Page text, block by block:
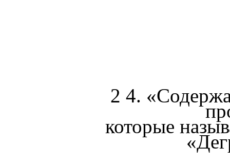
2 4.
которые